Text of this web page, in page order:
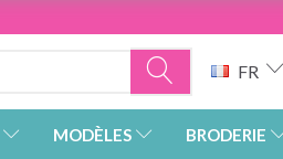
FR
MODÈLES BRODERIE